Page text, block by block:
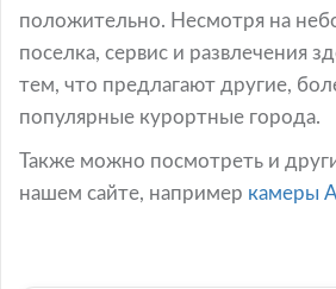
положительно. Несмотря на
поселка, сервис и развлечения
тем, что предлагают другие,
популярные курортные города.
Также можно посмотреть и
нашем сайте, например камеры